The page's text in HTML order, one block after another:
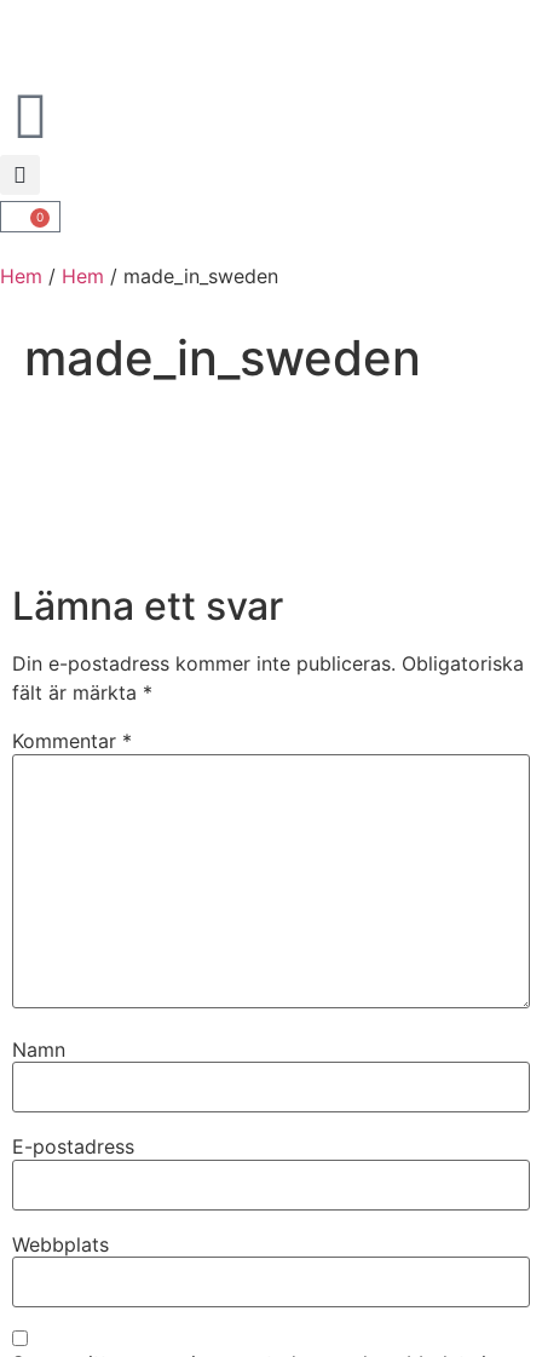
0
Hem / Hem / made_in_sweden
made_in_sweden
Lämna ett svar
Din e-postadress kommer inte publiceras. Obligatoriska
fält är märkta *
Kommentar *
Namn
E-postadress
Webbplats